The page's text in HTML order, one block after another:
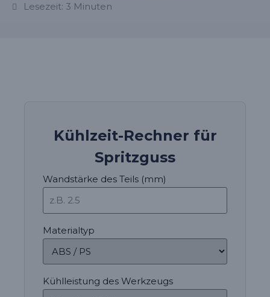
Lesezeit: 3 Minuten
Kühlzeit-Rechner für
Spritzguss
Wandstärke des Teils (mm)
Materialtyp
Kühlleistung des Werkzeugs